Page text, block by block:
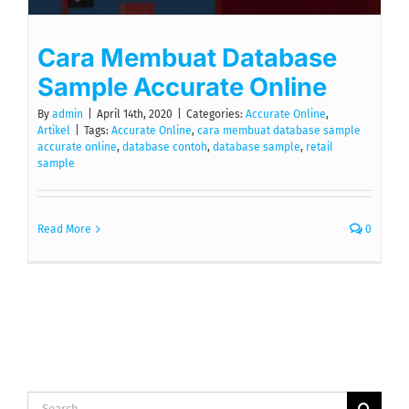
Cara Membuat Database
Sample Accurate Online
By admin April 14th, 2020 Categories: Accurate Online,
Artikel
Tags: Accurate Online, cara membuat database sample
accurate online, database contoh, database sample, retail
sample
Read More 0
Search